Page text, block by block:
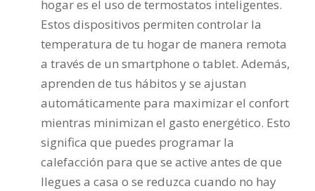
hogar es el uso de termostatos inteligentes.
Estos dispositivos permiten controlar la
temperatura de tu hogar de manera remota
a través de un smartphone o tablet. Además,
aprenden de tus hábitos y se ajustan
automáticamente para maximizar el confort
mientras minimizan el gasto energético. Esto
significa que puedes programar la
calefacción para que se active antes de que
llegues a casa o se reduzca cuando no hay